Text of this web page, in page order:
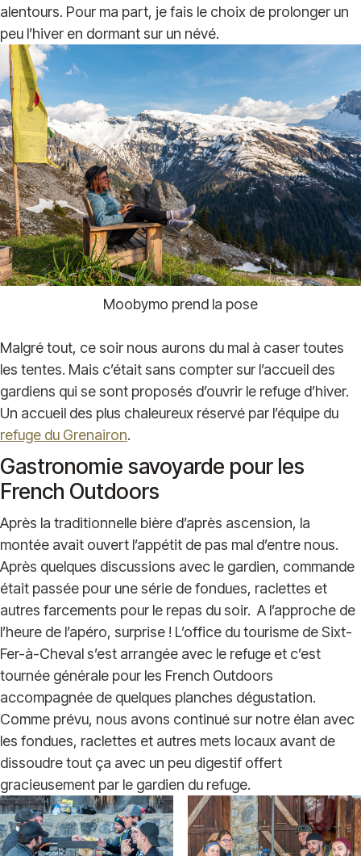
alentours. Pour ma part, je fais le choix de prolonger un
peu l’hiver en dormant sur un névé.
Moobymo prend la pose
Malgré tout, ce soir nous aurons du mal à caser toutes
les tentes. Mais c’était sans compter sur l’accueil des
gardiens qui se sont proposés d’ouvrir le refuge d’hiver.
Un accueil des plus chaleureux réservé par l’équipe du
refuge du Grenairon.
Gastronomie savoyarde pour les
French Outdoors
Après la traditionnelle bière d’après ascension, la
montée avait ouvert l’appétit de pas mal d’entre nous.
Après quelques discussions avec le gardien, commande
était passée pour une série de fondues, raclettes et
autres farcements pour le repas du soir. A l’approche de
l’heure de l’apéro, surprise ! L’office du tourisme de Sixt-
Fer-à-Cheval s’est arrangée avec le refuge et c’est
tournée générale pour les French Outdoors
accompagnée de quelques planches dégustation.
Comme prévu, nous avons continué sur notre élan avec
les fondues, raclettes et autres mets locaux avant de
dissoudre tout ça avec un peu digestif offert
gracieusement par le gardien du refuge.